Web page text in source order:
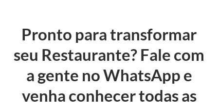
Pronto para transformar
seu Restaurante? Fale com
a gente no WhatsApp e
venha conhecer todas as